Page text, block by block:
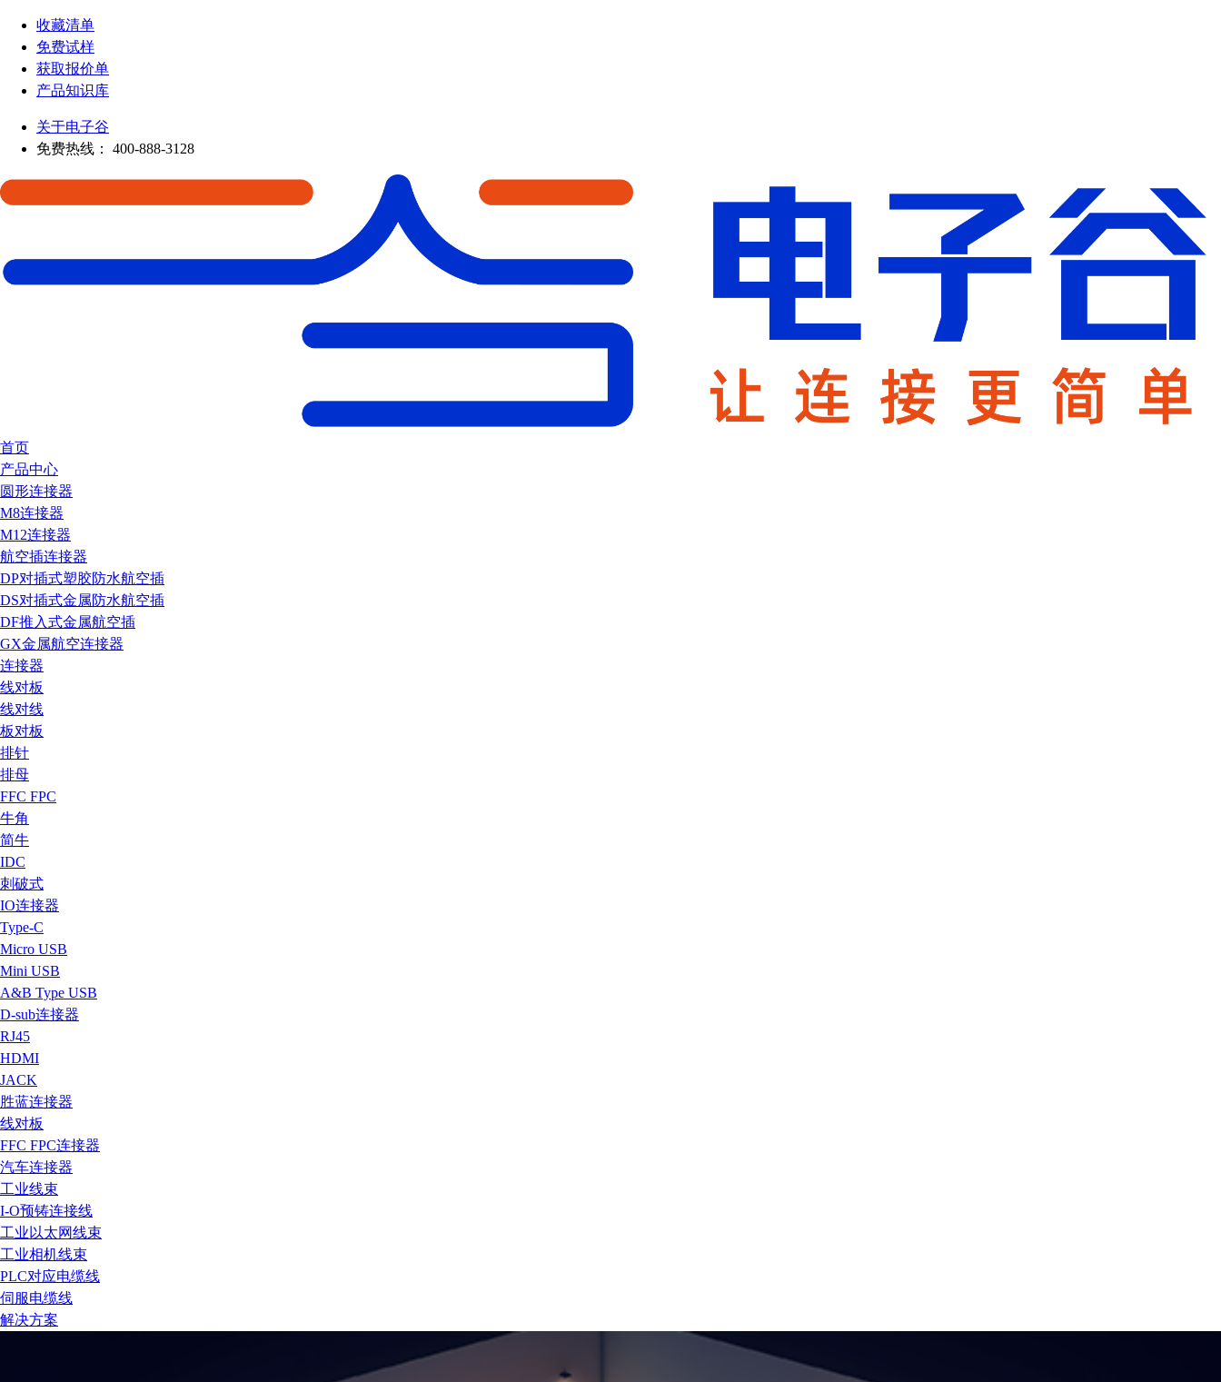
收藏清单
免费试样
获取报价单
产品知识库
关于电子谷
免费热线：
400-888-3128
首页
产品中心
圆形连接器
M8连接器
M12连接器
航空插连接器
DP对插式塑胶防水航空插
DS对插式金属防水航空插
DF推入式金属航空插
GX金属航空连接器
连接器
线对板
线对线
板对板
排针
排母
FFC FPC
牛角
简牛
IDC
刺破式
IO连接器
Type-C
Micro USB
Mini USB
A&B Type USB
D-sub连接器
RJ45
HDMI
JACK
胜蓝连接器
线对板
FFC FPC连接器
汽车连接器
工业线束
I-O预铸连接线
工业以太网线束
工业相机线束
PLC对应电缆线
伺服电缆线
解决方案